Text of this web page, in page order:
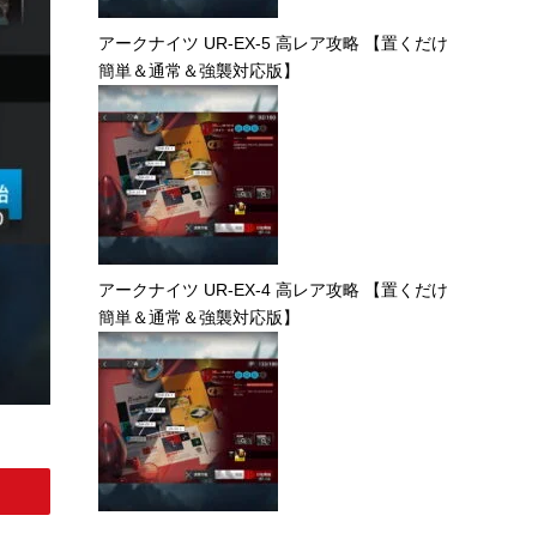
アークナイツ UR-EX-5 高レア攻略 【置くだけ
簡単＆通常＆強襲対応版】
アークナイツ UR-EX-4 高レア攻略 【置くだけ
簡単＆通常＆強襲対応版】